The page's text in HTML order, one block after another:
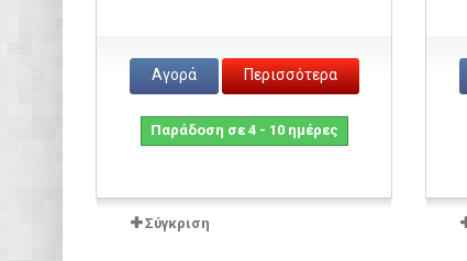
Αγορά Περισσότερα
Παράδοση σε 4 - 10 ημέρες
Σύγκριση